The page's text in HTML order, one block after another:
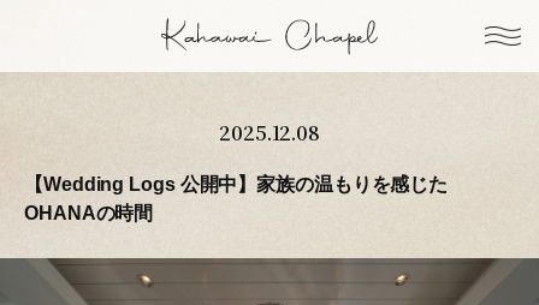
2025.12.08
【Wedding Logs 公開中】家族の温もりを感じた
OHANAの時間